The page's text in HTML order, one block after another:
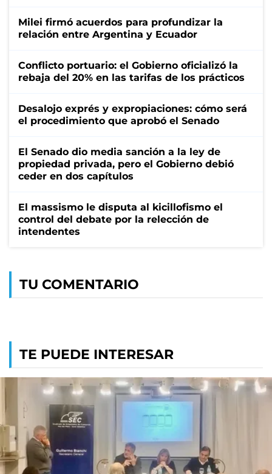
Milei firmó acuerdos para profundizar la
relación entre Argentina y Ecuador
Conflicto portuario: el Gobierno oficializó la
rebaja del 20% en las tarifas de los prácticos
Desalojo exprés y expropiaciones: cómo será
el procedimiento que aprobó el Senado
El Senado dio media sanción a la ley de
propiedad privada, pero el Gobierno debió
ceder en dos capítulos
El massismo le disputa al kicillofismo el
control del debate por la relección de
intendentes
TU COMENTARIO
TE PUEDE INTERESAR